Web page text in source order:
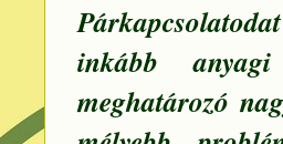
inkább
meghatározó